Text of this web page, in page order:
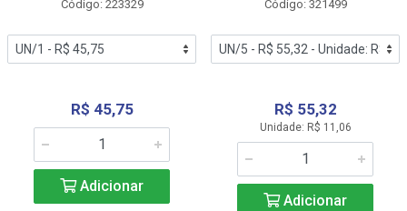
Código: 223329
R$ 45,75
Adicionar
Código: 321499
R$ 55,32
Unidade: R$ 11,06
Adicionar